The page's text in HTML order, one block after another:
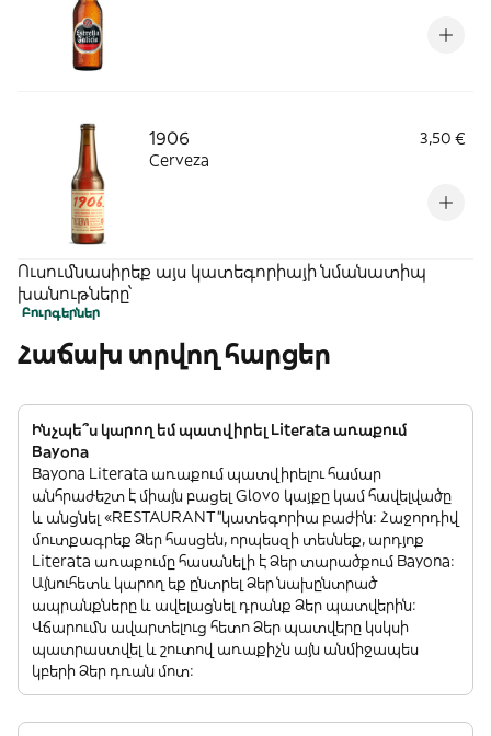
1906
3,50 €
Cerveza
Ուսումնասիրեք այս կատեգորիայի նմանատիպ
խանութները՝
Բուրգերներ
Հաճախ տրվող հարցեր
Ինչպե՞ս կարող եմ պատվիրել Literata առաքում
Bayona
Bayona Literata առաքում պատվիրելու համար
անհրաժեշտ է միայն բացել Glovo կայքը կամ հավելվածը
և անցնել «RESTAURANT”կատեգորիա բաժին: Հաջորդիվ
մուտքագրեք Ձեր հասցեն, որպեսզի տեսնեք, արդյոք
Literata առաքումը հասանելի է Ձեր տարածքում Bayona:
Այնուհետև կարող եք ընտրել Ձեր նախընտրած
ապրանքները և ավելացնել դրանք Ձեր պատվերին:
Վճարումն ավարտելուց հետո Ձեր պատվերը կսկսի
պատրաստվել և շուտով առաքիչն այն անմիջապես
կբերի Ձեր դռան մոտ: